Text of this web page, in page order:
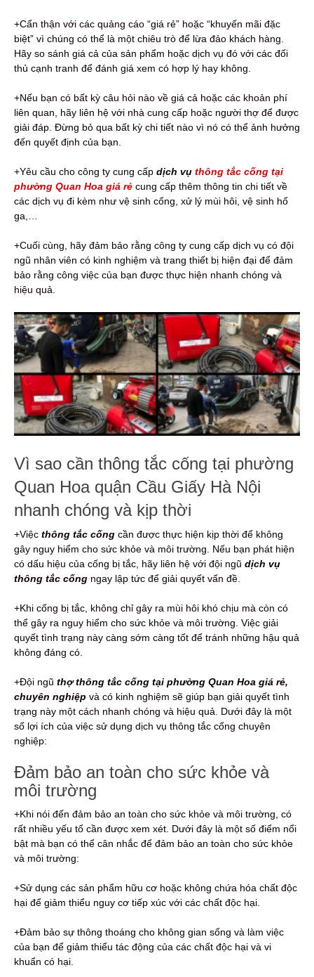
+Cẩn thận với các quảng cáo “giá rẻ” hoặc “khuyến mãi đặc
biệt” vì chúng có thể là một chiêu trò để lừa đảo khách hàng.
Hãy so sánh giá cả của sản phẩm hoặc dịch vụ đó với các đối
thủ cạnh tranh để đánh giá xem có hợp lý hay không.
+Nếu bạn có bất kỳ câu hỏi nào về giá cả hoặc các khoản phí
liên quan, hãy liên hệ với nhà cung cấp hoặc người thợ để được
giải đáp. Đừng bỏ qua bất kỳ chi tiết nào vì nó có thể ảnh hưởng
đến quyết định của bạn.
+Yêu cầu cho công ty cung cấp dịch vụ thông tắc cống tại
phường Quan Hoa giá rẻ cung cấp thêm thông tin chi tiết về
các dịch vụ đi kèm như vệ sinh cống, xử lý mùi hôi, vệ sinh hố
ga,…
+Cuối cùng, hãy đảm bảo rằng công ty cung cấp dịch vụ có đội
ngũ nhân viên có kinh nghiệm và trang thiết bị hiện đại để đảm
bảo rằng công việc của bạn được thực hiện nhanh chóng và
hiệu quả.
Vì sao cần thông tắc cống tại phường
Quan Hoa quận Cầu Giấy Hà Nội
nhanh chóng và kịp thời
+Việc thông tắc cống cần được thực hiện kịp thời để không
gây nguy hiểm cho sức khỏe và môi trường. Nếu bạn phát hiện
có dấu hiệu của cống bị tắc, hãy liên hệ với đội ngũ dịch vụ
thông tắc cống ngay lập tức để giải quyết vấn đề.
+Khi cống bị tắc, không chỉ gây ra mùi hôi khó chịu mà còn có
thể gây ra nguy hiểm cho sức khỏe và môi trường. Việc giải
quyết tình trạng này càng sớm càng tốt để tránh những hậu quả
không đáng có.
+Đội ngũ thợ thông tắc cống tại phường Quan Hoa giá rẻ,
chuyên nghiệp và có kinh nghiệm sẽ giúp bạn giải quyết tình
trạng này một cách nhanh chóng và hiệu quả. Dưới đây là một
số lợi ích của việc sử dụng dịch vụ thông tắc cống chuyên
nghiệp:
Đảm bảo an toàn cho sức khỏe và
môi trường
+Khi nói đến đảm bảo an toàn cho sức khỏe và môi trường, có
rất nhiều yếu tố cần được xem xét. Dưới đây là một số điểm nổi
bật mà bạn có thể cân nhắc để đảm bảo an toàn cho sức khỏe
và môi trường:
+Sử dụng các sản phẩm hữu cơ hoặc không chứa hóa chất độc
hại để giảm thiểu nguy cơ tiếp xúc với các chất độc hại.
+Đảm bảo sự thông thoáng cho không gian sống và làm việc
của bạn để giảm thiểu tác động của các chất độc hại và vi
khuẩn có hại.